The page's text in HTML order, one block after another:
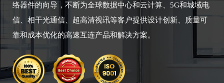
络器件的向导，不断为全球数据中心和云计算、5G和城域电
信、相干光通信、超高清视讯等客户提供设计创新、质量可
靠和成本优化的高速互连产品和解决方案。